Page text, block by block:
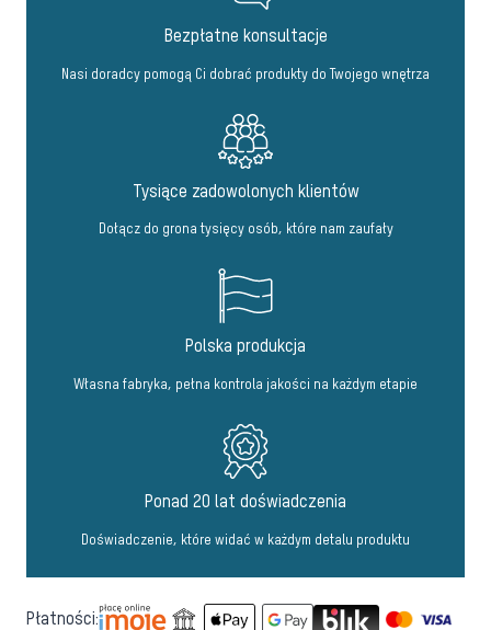
Bezpłatne konsultacje
Nasi doradcy pomogą Ci dobrać produkty do Twojego wnętrza
Tysiące zadowolonych klientów
Dołącz do grona tysięcy osób, które nam zaufały
Polska produkcja
Własna fabryka, pełna kontrola jakości na każdym etapie
Ponad 20 lat doświadczenia
Doświadczenie, które widać w każdym detalu produktu
Płatności: